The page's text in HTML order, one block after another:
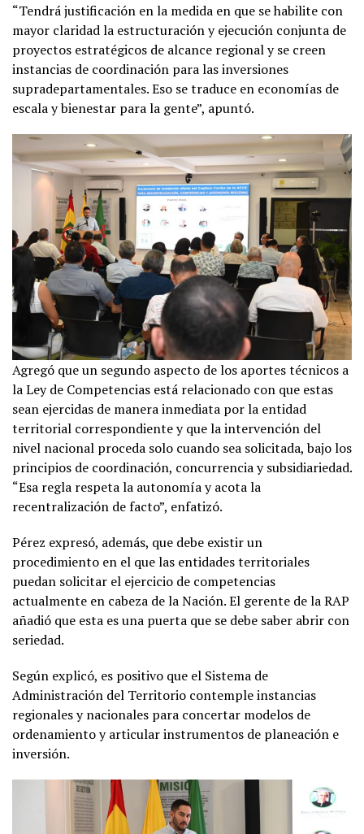
“Tendrá justificación en la medida en que se habilite con
mayor claridad la estructuración y ejecución conjunta de
proyectos estratégicos de alcance regional y se creen
instancias de coordinación para las inversiones
supradepartamentales. Eso se traduce en economías de
escala y bienestar para la gente”, apuntó.
Agregó que un segundo aspecto de los aportes técnicos a
la Ley de Competencias está relacionado con que estas
sean ejercidas de manera inmediata por la entidad
territorial correspondiente y que la intervención del
nivel nacional proceda solo cuando sea solicitada, bajo los
principios de coordinación, concurrencia y subsidiariedad.
“Esa regla respeta la autonomía y acota la
recentralización de facto”, enfatizó.
Pérez expresó, además, que debe existir un
procedimiento en el que las entidades territoriales
puedan solicitar el ejercicio de competencias
actualmente en cabeza de la Nación. El gerente de la RAP
añadió que esta es una puerta que se debe saber abrir con
seriedad.
Según explicó, es positivo que el Sistema de
Administración del Territorio contemple instancias
regionales y nacionales para concertar modelos de
ordenamiento y articular instrumentos de planeación e
inversión.